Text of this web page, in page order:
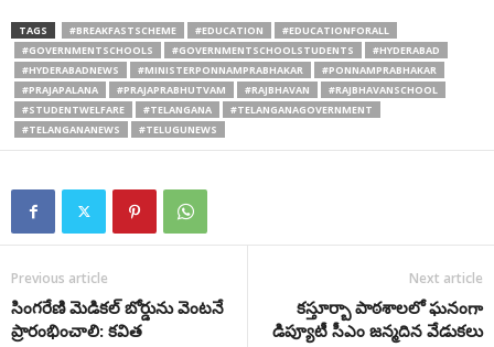
TAGS #BREAKFASTSCHEME #EDUCATION
#EDUCATIONFORALL
#GOVERNMENTSCHOOLS
#GOVERNMENTSCHOOLSTUDENTS
#HYDERABAD
#HYDERABADNEWS
#MINISTERPONNAMPRABHAKAR
#PONNAMPRABHAKAR
#PRAJAPALANA
#PRAJAPRABHUTVAM #RAJBHAVAN
#RAJBHAVANSCHOOL
#STUDENTWELFARE
#TELANGANA
#TELANGANAGOVERNMENT
#TELANGANANEWS
#TELUGUNEWS
Previous article
సింగరేణి మెడికల్ బోర్డును వెంటనే
ప్రారంభించాలి: కవిత
Next article
కస్తూర్బా పాఠశాలలో ఘనంగా
డిప్యూటీ సీఎం జన్మదిన వేడుకలు